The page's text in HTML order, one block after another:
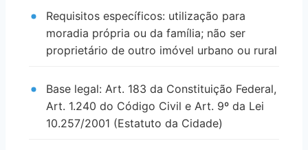
Requisitos específicos: utilização para
moradia própria ou da família; não ser
proprietário de outro imóvel urbano ou rural
Base legal: Art. 183 da Constituição Federal,
Art. 1.240 do Código Civil e Art. 9º da Lei
10.257/2001 (Estatuto da Cidade)